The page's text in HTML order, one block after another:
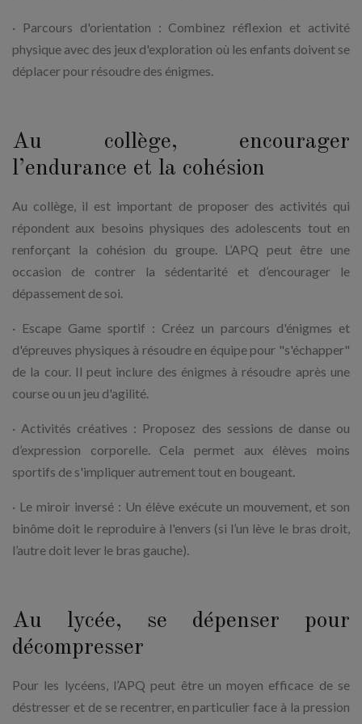
· Parcours d'orientation : Combinez réflexion et activité
physique avec des jeux d'exploration où les enfants doivent se
déplacer pour résoudre des énigmes.
Au collège, encourager
l’endurance et la cohésion
Au collège, il est important de proposer des activités qui
répondent aux besoins physiques des adolescents tout en
renforçant la cohésion du groupe. L’APQ peut être une
occasion de contrer la sédentarité et d’encourager le
dépassement de soi.
· Escape Game sportif : Créez un parcours d'énigmes et
d'épreuves physiques à résoudre en équipe pour "s'échapper"
de la cour. Il peut inclure des énigmes à résoudre après une
course ou un jeu d'agilité.
· Activités créatives : Proposez des sessions de danse ou
d’expression corporelle. Cela permet aux élèves moins
sportifs de s'impliquer autrement tout en bougeant.
· Le miroir inversé : Un élève exécute un mouvement, et son
binôme doit le reproduire à l'envers (si l’un lève le bras droit,
l’autre doit lever le bras gauche).
Au lycée, se dépenser pour
décompresser
Pour les lycéens, l’APQ peut être un moyen efficace de se
déstresser et de se recentrer, en particulier face à la pression